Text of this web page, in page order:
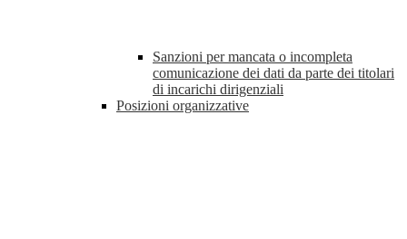
Sanzioni per mancata o incompleta
comunicazione dei dati da parte dei titolari
di incarichi dirigenziali
Posizioni organizzative